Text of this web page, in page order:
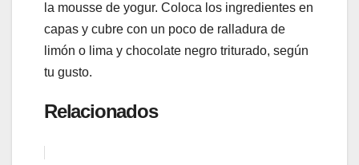
la mousse de yogur. Coloca los ingredientes en
capas y cubre con un poco de ralladura de
limón o lima y chocolate negro triturado, según
tu gusto.
Relacionados